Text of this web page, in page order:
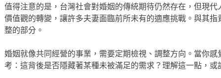
值得注意的是，台灣社會對婚姻的傳統期待仍然存在，但現
價值觀的轉變，讓許多夫妻面臨前所未有的適應挑戰。與其
整的部分。
婚姻就像共同經營的事業，需要定期檢視、調整方向。當你
考：這背後是否隱藏著某種未被滿足的需求？理解這一點，